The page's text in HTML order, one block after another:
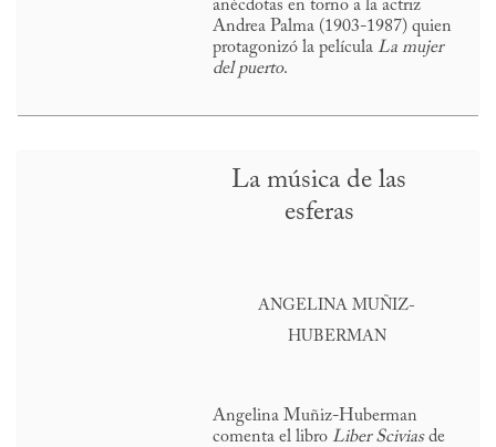
anécdotas en torno a la actriz
Andrea Palma (1903-1987) quien
protagonizó la película La mujer
del puerto.
La música de las
esferas
ANGELINA MUÑIZ-
HUBERMAN
Angelina Muñiz-Huberman
comenta el libro Liber Sciviasde